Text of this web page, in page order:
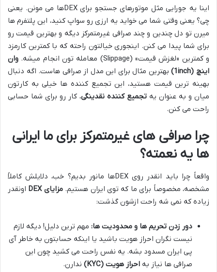
اینا یه جورایی مثل موتورهای جستجو برای DEXها می مونن. یعنی
چی؟ یعنی وقتی شما می خواید یه ارزی رو سواپ کنید، این پلتفرم ها
میرن تو دل چندین و چند صرافی غیرمتمرکز دیگه و بهترین قیمت رو
برای شما پیدا می کنن. اینجوری خیالتون راحته که با کمترین کارمزد
و کمترین «لغزش قیمت» (Slippage) معامله تون انجام میشه.
وان
اینچ (1inch)
بهترین مثال برای این مدل از صرافی هاست. اگه دنبال
بهینه ترین قیمت هستید، این تجمیع کننده ها خیلی به کارتون
میان و به عنوان یه تجمیع کننده نقدینگی، کار رو برای شما حسابی
راحت می کنن.
چرا صرافی های غیرمتمرکز برای ما ایرانی
ها یه نعمته؟
واقعاً چرا باید انقدر روی DEXها مانور بدیم؟ خب، دلایلش کاملاً
مشخصه، مخصوصاً برای ما که توی ایران هستیم.مزایای DEX
اونقدر
زیاده که نمی شه راحت ازشون گذشت:
دور زدن تحریم ها و محدودیت ها: مهم ترین دلیل! دیگه لازم
نیست نگران احراز هویت باشید یا اینکه حسابتون به خاطر آی
پی ایران مسدود بشه. یه نفس راحت می کشید چون این
صرافی ها نیاز به احراز هویت (KYC)
ندارن.